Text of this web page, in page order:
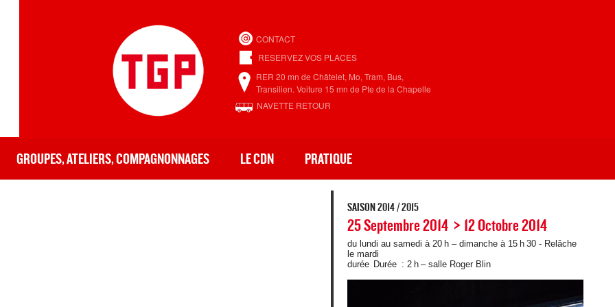
principal
CONTACT
RESERVEZ VOS PLACES
RER 20 mn de Châtelet, Mo, Tram, Bus,
Transilien. Voiture 15 mn de Pte de la Chapelle
NAVETTE RETOUR
GROUPES, ATELIERS, COMPAGNONNAGES LE CDN PRATIQUE
SAISON 2014 / 2015
25 Septembre 2014- 12 Octobre 2014
du lundi au samedi à 20 h – dimanche à 15 h 30 - Relâche
le mardi
durée Durée : 2 h – salle Roger Blin